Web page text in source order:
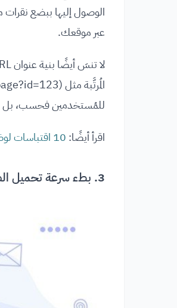
الوصول إليها ببضع نقرات
عبر موقعك.
للمُستخدمين فحسب، بل
اقرأ أيضًا: 10 اقتباسات لوضع استراتيجة SEO ناجحة
3. بطء سرعة تحميل الصفحة